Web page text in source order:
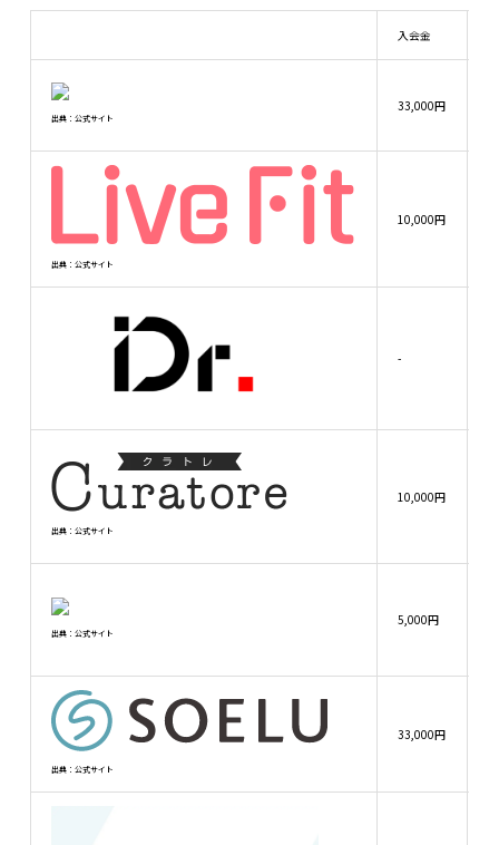
入会金
出典：公式サイト
33,000円
出典：公式サイト
10,000円
-
出典：公式サイト
10,000円
出典：公式サイト
5,000円
出典：公式サイト
33,000円